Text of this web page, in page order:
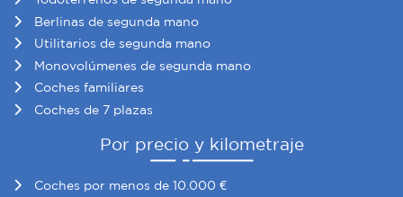
Berlinas de segunda mano
Utilitarios de segunda mano
Monovolúmenes de segunda mano
Coches familiares
Coches de 7 plazas
Por precio y kilometraje
Coches por menos de 10.000 €